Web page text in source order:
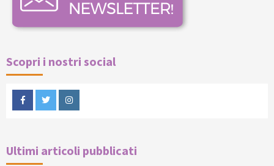
Scopri i nostri social
FacebookTwitterInstagram
Ultimi articoli pubblicati